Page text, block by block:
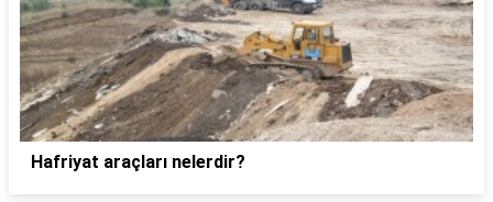
Hafriyat araçları nelerdir?